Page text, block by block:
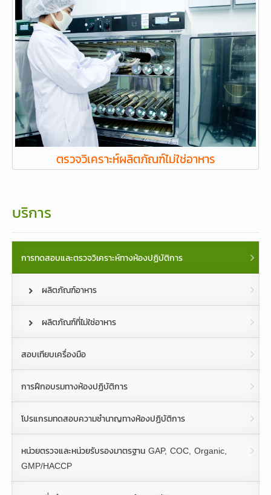
ตรวจวิเคราะห์ผลิตภัณฑ์ไม่ใช่อาหาร
บริการ
การทดสอบและตรวจวิเคราะห์ทางห้องปฏิบัติการ
ผลิตภัณฑ์อาหาร
ผลิตภัณฑ์ที่ไม่ใช่อาหาร
สอบเทียบเครื่องมือ
การฝึกอบรมทางห้องปฏิบัติการ
โปรแกรมทดสอบความชำนาญทางห้องปฏิบัติการ
หน่วยตรวจและหน่วยรับรองมาตรฐาน GAP, COC, Organic,
GMP/HACCP